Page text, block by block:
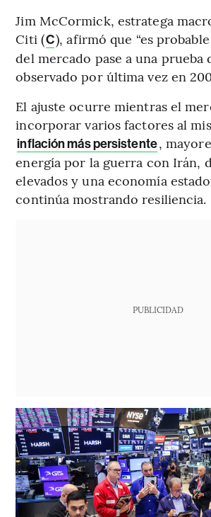
Jim McCormick, estratega
Citi (C), afirmó que “es
del mercado pase a una prueba
observado por última vez en
El ajuste ocurre mientras el
incorporar varios factores al
inflación más persistente,
energía por la guerra con Irán,
elevados y una economía
continúa mostrando resiliencia.
PUBLICIDAD